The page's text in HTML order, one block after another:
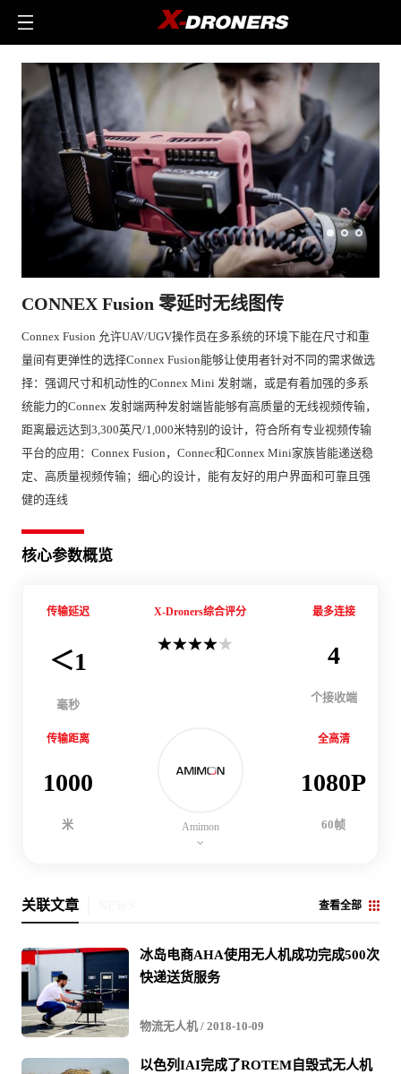
CONNEX Fusion 零延时无线图传
Connex Fusion 允许UAV/UGV操作员在多系统的环境下能在尺寸和重
量间有更弹性的选择Connex Fusion能够让使用者针对不同的需求做选
择：强调尺寸和机动性的Connex Mini 发射端，或是有着加强的多系
统能力的Connex 发射端两种发射端皆能够有高质量的无线视频传输，
距离最远达到3,300英尺/1,000米特别的设计，符合所有专业视频传输
平台的应用：Connex Fusion，Connec和Connex Mini家族皆能递送稳
定、高质量视频传输；细心的设计，能有友好的用户界面和可靠且强
健的连线
核心参数概览
X-Droners综合评分
Amimon
传输延迟
＜1
毫秒
最多连接
4
个接收端
传输距离
1000
米
全高清
1080P
60帧
关联文章 查看全部
冰岛电商AHA使用无人机成功完成500次
快递送货服务
物流无人机 / 2018-10-09
以色列IAI完成了ROTEM自毁式无人机